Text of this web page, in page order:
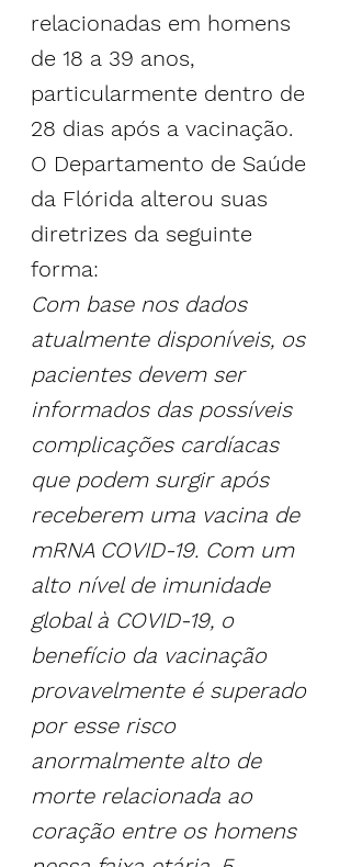
relacionadas em homens
de 18 a 39 anos,
particularmente dentro de
28 dias após a vacinação.
O Departamento de Saúde
da Flórida alterou suas
diretrizes da seguinte
forma:
Com base nos dados
atualmente disponíveis, os
pacientes devem ser
informados das possíveis
complicações cardíacas
que podem surgir após
receberem uma vacina de
mRNA COVID-19. Com um
alto nível de imunidade
global à COVID-19, o
benefício da vacinação
provavelmente é superado
por esse risco
anormalmente alto de
morte relacionada ao
coração entre os homens